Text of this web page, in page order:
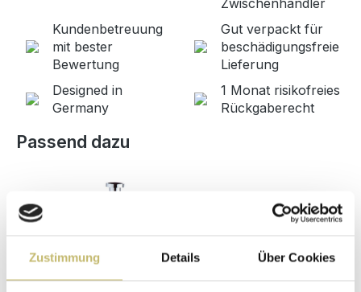
Zustimmung Details Über Cookies
Kundenbetreuung
mit bester
Bewertung
Gut verpackt für
beschädigungsfreie
Lieferung
Designed in
Germany
1 Monat risikofreies
Rückgaberecht
Produktgalerie überspringen
Passend dazu